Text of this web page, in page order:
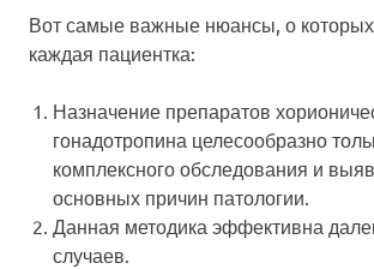
Вот самые важные нюансы, о
каждая пациентка:
Назначение препаратов
гонадотропина целесообразно
комплексного обследования и
основных причин патологии.
Данная методика эффективна
случаев.